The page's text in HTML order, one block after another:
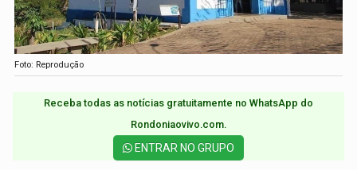
Foto: Reprodução
Receba todas as notícias gratuitamente no WhatsApp do
Rondoniaovivo.com.​
ENTRAR NO GRUPO